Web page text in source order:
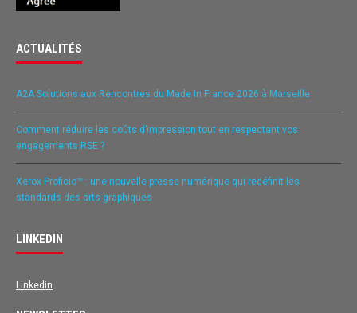
ACTUALITÉS
A2A Solutions aux Rencontres du Made in France 2026 à Marseille
Comment réduire les coûts d’impression tout en respectant vos
engagements RSE ?
Xerox Proficio™ : une nouvelle presse numérique qui redéfinit les
standards des arts graphiques
LINKEDIN
Linkedin